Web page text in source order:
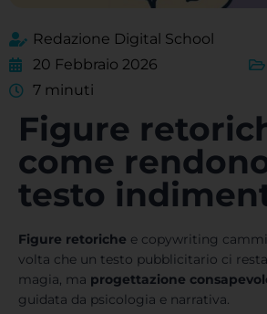
Redazione Digital School
20 Febbraio 2026
7 minuti
Figure
come
testo
Figure retoriche e copywriting
volta che un testo pubblicitario ci
magia, ma progettazione
guidata da psicologia e narrativa.